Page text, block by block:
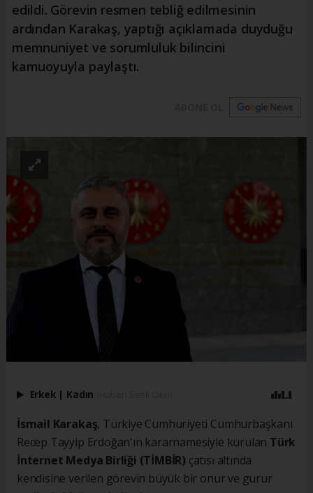
edildi. Görevin resmen tebliğ edilmesinin
ardından Karakaş, yaptığı açıklamada duyduğu
memnuniyet ve sorumluluk bilincini
kamuoyuyla paylaştı.
Erkek | Kadın
İsmail Karakaş, Türkiye Cumhuriyeti Cumhurbaşkanı
Recep Tayyip Erdoğan'ın kararnamesiyle kurulan Türk
İnternet Medya Birliği (TİMBİR) çatısı altında
kendisine verilen görevin büyük bir onur ve gurur